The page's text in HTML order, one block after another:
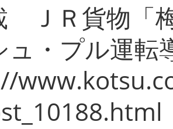
ＪＲ貨物「
ュ・プル運転